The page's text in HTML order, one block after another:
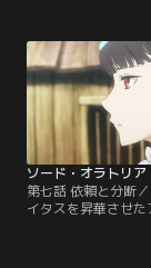
っていた--襲撃して
花型怪物（モンスタ
イズの前に、それら
（テイマー）】の女
峙するさなか、女は
する。それはアイ
バンダイチャンネル
第七話 依頼と分断
イタスを昇華させた